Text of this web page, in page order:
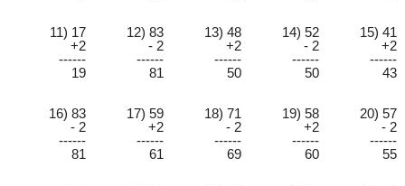
11) 17 12) 83 13) 48 14) 52
15) 41
+2
- 2 +2 - 2
+2
------
------ ------ ------
------
19
81 50 50 43
16) 83 17) 59 18) 71 19) 58
20) 57
- 2
+2 - 2 +2
- 2
------
------ ------ ------
------
81
61 69 60 55